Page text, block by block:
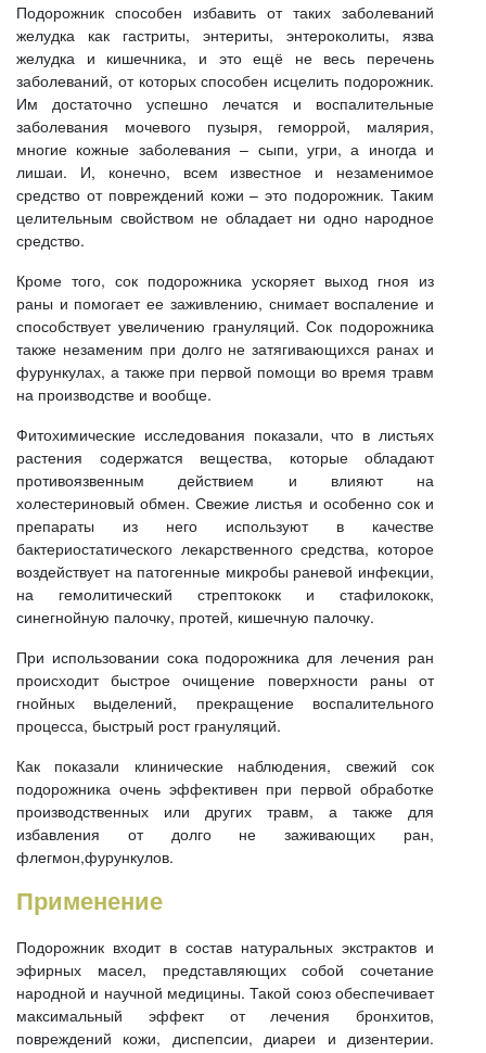
Подорожник способен избавить от таких заболеваний
желудка как гастриты, энтериты, энтероколиты, язва
желудка и кишечника, и это ещё не весь перечень
заболеваний, от которых способен исцелить подорожник.
Им достаточно успешно лечатся и воспалительные
заболевания мочевого пузыря, геморрой, малярия,
многие кожные заболевания – сыпи, угри, а иногда и
лишаи. И, конечно, всем известное и незаменимое
средство от повреждений кожи – это подорожник. Таким
целительным свойством не обладает ни одно народное
средство.
Кроме того, сок подорожника ускоряет выход гноя из
раны и помогает ее заживлению, снимает воспаление и
способствует увеличению грануляций. Сок подорожника
также незаменим при долго не затягивающихся ранах и
фурункулах, а также при первой помощи во время травм
на производстве и вообще.
Фитохимические исследования показали, что в листьях
растения содержатся вещества, которые обладают
противоязвенным действием и влияют на
холестериновый обмен. Свежие листья и особенно сок и
препараты из него используют в качестве
бактериостатического лекарственного средства, которое
воздействует на патогенные микробы раневой инфекции,
на гемолитический стрептококк и стафилококк,
синегнойную палочку, протей, кишечную палочку.
При использовании сока подорожника для лечения ран
происходит быстрое очищение поверхности раны от
гнойных выделений, прекращение воспалительного
процесса, быстрый рост грануляций.
Как показали клинические наблюдения, свежий сок
подорожника очень эффективен при первой обработке
производственных или других травм, а также для
избавления от долго не заживающих ран,
флегмон,фурункулов.
Применение
Подорожник входит в состав натуральных экстрактов и
эфирных масел, представляющих собой сочетание
народной и научной медицины. Такой союз обеспечивает
максимальный эффект от лечения бронхитов,
повреждений кожи, диспепсии, диареи и дизентерии.